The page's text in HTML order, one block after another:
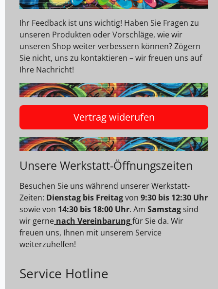
Ihr Feedback ist uns wichtig! Haben Sie Fragen zu
unseren Produkten oder Vorschläge, wie wir
unseren Shop weiter verbessern können? Zögern
Sie nicht, uns zu kontaktieren – wir freuen uns auf
Ihre Nachricht!
Vertrag widerufen
Unsere Werkstatt-Öffnungszeiten
Besuchen Sie uns während unserer Werkstatt-
Zeiten: Dienstag bis Freitagvon 9:30 bis 12:30 Uhr
sowie von 14:30 bis 18:00 Uhr. Am Samstag sind
wir gerne nach Vereinbarungfür Sie da. Wir
freuen uns, Ihnen mit unserem Service
weiterzuhelfen!
Service Hotline